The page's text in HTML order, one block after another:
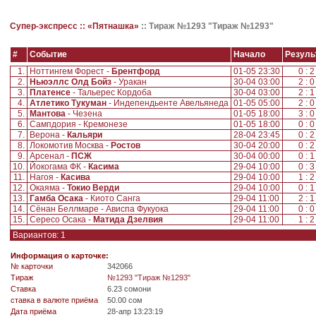
Супер-экспресс :: «Пятнашка» :: Тираж №1293 "Тираж №1293"
# Событие Начало
1.
Ноттингем Форест - Брентфорд 01-05 23:30
0 : 2
2.
Ньюэллс Олд Бойз - Уракан 30-04 03:00
2 : 0
3.
Платенсе - Тальерес Кордоба 30-04 03:00
2 : 1
4. Атлетико Тукуман - Индепендьенте Авельянеда 01-05 05:00
2 : 0
5.
Мантова - Чезена 01-05 18:00
3 : 0
6. Сампдория - Кремонезе 01-05 18:00
0 : 0
7.
Верона - Кальяри 28-04 23:45
0 : 2
8. Локомотив Москва - Ростов 30-04 20:00
0 : 2
9. Арсенал - ПСЖ 30-04 00:00
0 : 1
10.
Йокогама ФК - Касима 29-04 10:00
0 : 3
11.
Нагоя - Касива 29-04 10:00
1 : 2
12. Окаяма - Токио Верди 29-04 10:00
0 : 1
13.
Гамба Осака - Киото Санга 29-04 11:00
2 : 1
14. Сёнан Беллмаре - Ависпа Фукуока 29-04 11:00
0 : 0
15. Сересо Осака - Матида Дзелвия 29-04 11:00
1 : 2
Вариантов: 1
Информация о карточке:
№ карточки
342066
Tираж
№1293 "Тираж №1293"
Ставка
6.23 сомони
ставка в валюте приёма
50.00 сом
Дата приёма
28-апр 13:23:19